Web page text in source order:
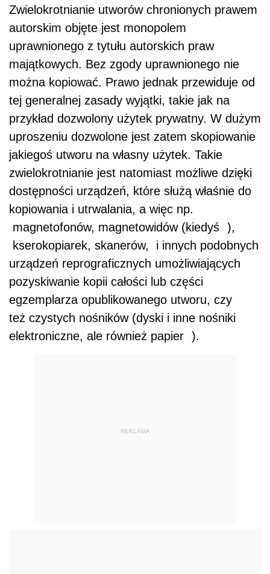
Zwielokrotnianie utworów chronionych prawem
autorskim objęte jest monopolem
uprawnionego z tytułu autorskich praw
majątkowych. Bez zgody uprawnionego nie
można kopiować. Prawo jednak przewiduje od
tej generalnej zasady wyjątki, takie jak na
przykład dozwolony użytek prywatny. W dużym
uproszeniu dozwolone jest zatem skopiowanie
jakiegoś utworu na własny użytek. Takie
zwielokrotnianie jest natomiast możliwe dzięki
dostępności urządzeń, które służą właśnie do
kopiowania i utrwalania, a więc np.
magnetofonów, magnetowidów (kiedyś ),
kserokopiarek, skanerów, i innych podobnych
urządzeń reprograficznych umożliwiających
pozyskiwanie kopii całości lub części
egzemplarza opublikowanego utworu, czy
też czystych nośników (dyski i inne nośniki
elektroniczne, ale również papier ).
REKLAMA